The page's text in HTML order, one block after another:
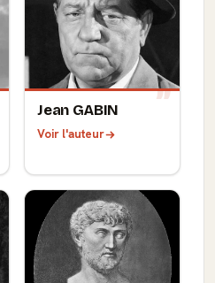
Jean GABIN
Voir l'auteur